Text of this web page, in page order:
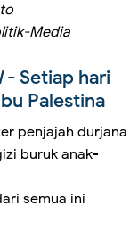
Media
- Setiap hari
Palestina
penjajah durjana
buruk anak-
semua ini